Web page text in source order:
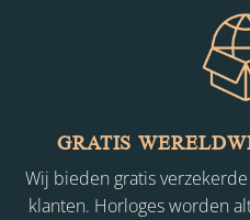
GRATIS
Wij bieden gratis
klanten. Horloges worden